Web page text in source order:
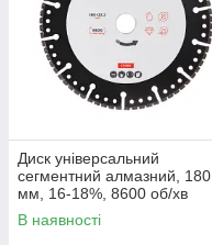
Диск універсальний
сегментний алмазний, 180
мм, 16-18%, 8600 об/хв
INTERTOOL CT-1011
В наявності